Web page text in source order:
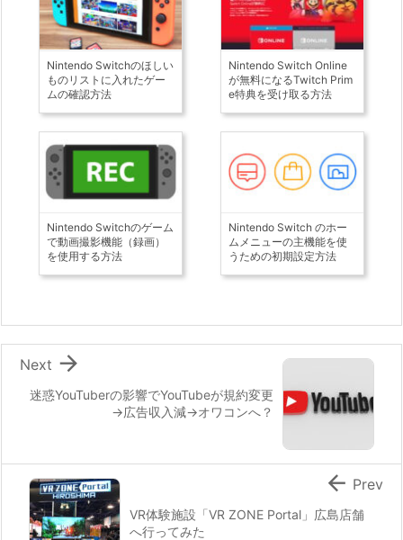
Nintendo Switchのほしい
ものリストに入れたゲー
ムの確認方法
Nintendo Switch Online
が無料になるTwitch Prim
e特典を受け取る方法
Nintendo Switchのゲーム
で動画撮影機能（録画）
を使用する方法
Nintendo Switch のホー
ムメニューの主機能を使
うための初期設定方法
迷惑YouTuberの影響でYouTubeが規約変更
→広告収入減→オワコンへ？

Next
VR体験施設「VR ZONE Portal」広島店舗
へ行ってみた
 Prev